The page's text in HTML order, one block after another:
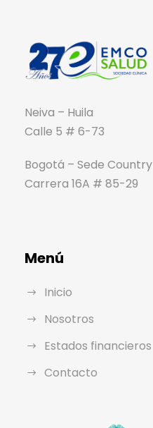
Neiva – Huila
Calle 5 # 6-73
Bogotá – Sede Country
Carrera 16A # 85-29
Menú
Inicio
Nosotros
Estados financieros
Contacto